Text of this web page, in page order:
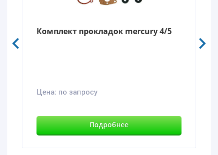
Комплект прокладок mercury 4/5
Цена: по запросу
Подробнее